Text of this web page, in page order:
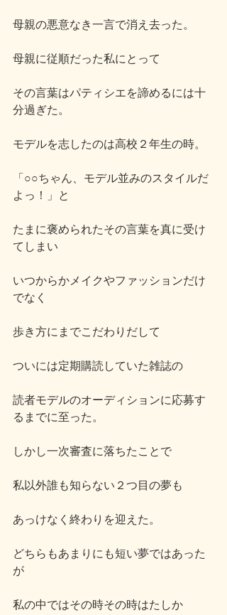
母親の悪意なき一言で消え去った。
母親に従順だった私にとって
その言葉はパティシエを諦めるには十
分過ぎた。
モデルを志したのは高校２年生の時。
「○○ちゃん、モデル並みのスタイルだ
よっ！」と
たまに褒められたその言葉を真に受け
てしまい
いつからかメイクやファッションだけ
でなく
歩き方にまでこだわりだして
ついには定期購読していた雑誌の
読者モデルのオーディションに応募す
るまでに至った。
しかし一次審査に落ちたことで
私以外誰も知らない２つ目の夢も
あっけなく終わりを迎えた。
どちらもあまりにも短い夢ではあった
が
私の中ではその時その時はたしか